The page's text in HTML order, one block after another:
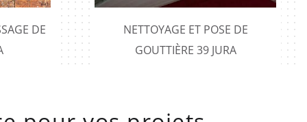
DE
NETTOYAGE ET POSE DE
GOUTTIÈRE 39 JURA